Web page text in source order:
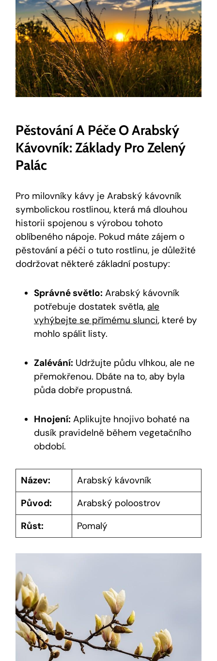
Pěstování A Péče O Arabský
Kávovník: Základy Pro Zelený
Palác
Pro milovníky kávy je Arabský kávovník
symbolickou rostlinou, která má dlouhou
historii spojenou s výrobou tohoto
oblíbeného nápoje. Pokud máte zájem o
pěstování a péči o tuto rostlinu, je důležité
dodržovat některé základní postupy:
Správné světlo: Arabský kávovník
potřebuje dostatek světla, ale
vyhýbejte se přímému slunci, které by
mohlo spálit listy.
Zalévání: Udržujte půdu vlhkou, ale ne
přemokřenou. Dbáte na to, aby byla
půda dobře propustná.
Hnojení: Aplikujte hnojivo bohaté na
dusík pravidelně během vegetačního
období.
Název:
Arabský kávovník
Původ:
Arabský poloostrov
Růst:
Pomalý